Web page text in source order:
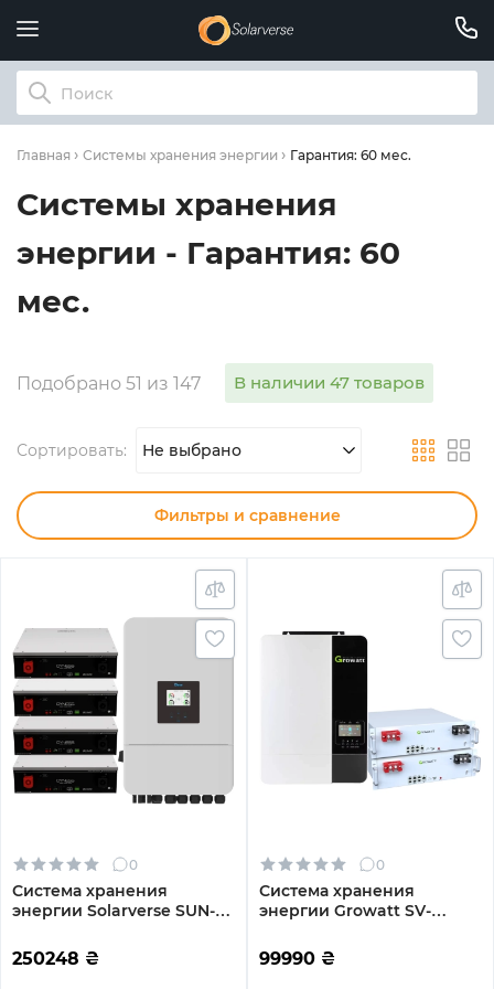
Главная Системы хранения энергии Гарантия: 60 мес.
Системы хранения
энергии - Гарантия: 60
мес.
Подобрано 51 из 147 В наличии 47 товаров
Сортировать: Не выбрано
Фильтры и сравнение
0
Система хранения
энергии Solarverse SUN-
4DY20.48K-LFP-W 14kW
20.48kWh 4BAT LiFePO4
250248 ₴
0
Система хранения
энергии Growatt SV-
10.2kWh 2BAT LiFePO4
6000 циклов (SV-1GR5K1-
99990 ₴